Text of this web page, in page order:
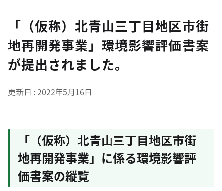
「（仮称）北青山三丁目地区市街
地再開発事業」環境影響評価書案
が提出されました。
更新日 2022年5月16日
「（仮称）北青山三丁目地区市街
地再開発事業」に係る環境影響評
価書案の縦覧